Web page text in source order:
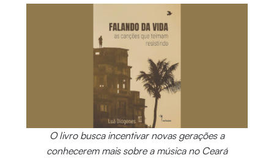
O livro busca incentivar novas gerações a
conhecerem mais sobre a música no Ceará